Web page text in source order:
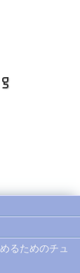
るためのチュ